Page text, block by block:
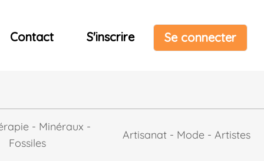
Contact S'inscrire Se connecter
- Minéraux -
Fossiles
Artisanat - Mode - Artistes